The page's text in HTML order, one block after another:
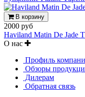
В корзину
2000 руб
Haviland Matin De Jade
О нас
Профиль
Обзоры
Дилерам
Обратная связь